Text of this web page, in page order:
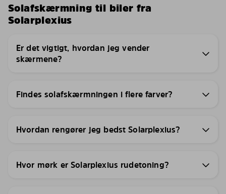
Solafskærmning til biler fra
Solarplexius
Er det vigtigt, hvordan jeg vender
skærmene?
Findes solafskærmningen i flere farver?
Hvordan rengører jeg bedst Solarplexius?
Hvor mørk er Solarplexius rudetoning?